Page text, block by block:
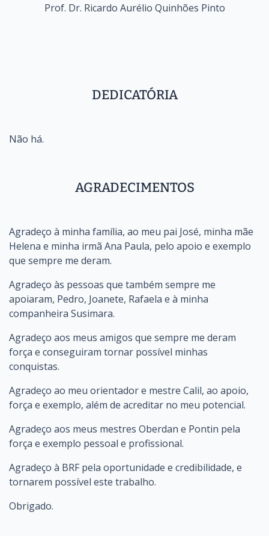
Prof. Dr. Ricardo Aurélio Quinhões Pinto
DEDICATÓRIA
Não há.
AGRADECIMENTOS
Agradeço à minha família, ao meu pai José, minha mãe
Helena e minha irmã Ana Paula, pelo apoio e exemplo
que sempre me deram.
Agradeço às pessoas que também sempre me
apoiaram, Pedro, Joanete, Rafaela e à minha
companheira Susimara.
Agradeço aos meus amigos que sempre me deram
força e conseguiram tornar possível minhas
conquistas.
Agradeço ao meu orientador e mestre Calil, ao apoio,
força e exemplo, além de acreditar no meu potencial.
Agradeço aos meus mestres Oberdan e Pontin pela
força e exemplo pessoal e profissional.
Agradeço à BRF pela oportunidade e credibilidade, e
tornarem possível este trabalho.
Obrigado.